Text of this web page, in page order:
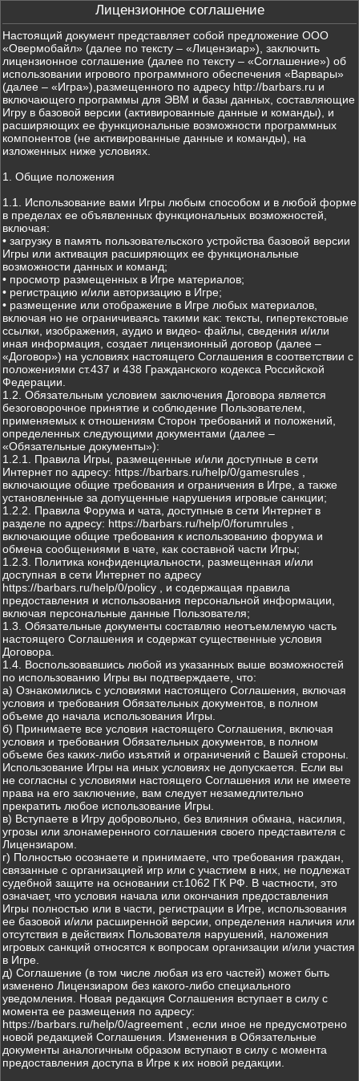
Лицензионное соглашение
Настоящий документ представляет собой предложение ООО
«Овермобайл» (далее по тексту – «Лицензиар»), заключить
лицензионное соглашение (далее по тексту – «Соглашение») об
использовании игрового программного обеспечения «Варвары»
(далее – «Игра»),размещенного по адресу http://barbars.ru и
включающего программы для ЭВМ и базы данных, составляющие
Игру в базовой версии (активированные данные и команды), и
расширяющих ее функциональные возможности программных
компонентов (не активированные данные и команды), на
изложенных ниже условиях.
1. Общие положения
1.1. Использование вами Игры любым способом и в любой форме
в пределах ее объявленных функциональных возможностей,
включая:
• загрузку в память пользовательского устройства базовой версии
Игры или активация расширяющих ее функциональные
возможности данных и команд;
• просмотр размещенных в Игре материалов;
• регистрацию и/или авторизацию в Игре;
• размещение или отображение в Игре любых материалов,
включая но не ограничиваясь такими как: тексты, гипертекстовые
ссылки, изображения, аудио и видео- файлы, сведения и/или
иная информация, создает лицензионный договор (далее –
«Договор») на условиях настоящего Соглашения в соответствии с
положениями ст.437 и 438 Гражданского кодекса Российской
Федерации.
1.2. Обязательным условием заключения Договора является
безоговорочное принятие и соблюдение Пользователем,
применяемых к отношениям Сторон требований и положений,
определенных следующими документами (далее –
«Обязательные документы»):
1.2.1. Правила Игры, размещенные и/или доступные в сети
Интернет по адресу: https://barbars.ru/help/0/gamesrules ,
включающие общие требования и ограничения в Игре, а также
установленные за допущенные нарушения игровые санкции;
1.2.2. Правила Форума и чата, доступные в сети Интернет в
разделе по адресу: https://barbars.ru/help/0/forumrules ,
включающие общие требования к использованию форума и
обмена сообщениями в чате, как составной части Игры;
1.2.3. Политика конфиденциальности, размещенная и/или
доступная в сети Интернет по адресу
https://barbars.ru/help/0/policy , и содержащая правила
предоставления и использования персональной информации,
включая персональные данные Пользователя;
1.3. Обязательные документы составляю неотъемлемую часть
настоящего Соглашения и содержат существенные условия
Договора.
1.4. Воспользовавшись любой из указанных выше возможностей
по использованию Игры вы подтверждаете, что:
а) Ознакомились с условиями настоящего Соглашения, включая
условия и требования Обязательных документов, в полном
объеме до начала использования Игры.
б) Принимаете все условия настоящего Соглашения, включая
условия и требования Обязательных документов, в полном
объеме без каких-либо изъятий и ограничений с Вашей стороны.
Использование Игры на иных условиях не допускается. Если вы
не согласны с условиями настоящего Соглашения или не имеете
права на его заключение, вам следует незамедлительно
прекратить любое использование Игры.
в) Вступаете в Игру добровольно, без влияния обмана, насилия,
угрозы или злонамеренного соглашения своего представителя с
Лицензиаром.
г) Полностью осознаете и принимаете, что требования граждан,
связанные с организацией игр или с участием в них, не подлежат
судебной защите на основании ст.1062 ГК РФ. В частности, это
означает, что условия начала или окончания предоставления
Игры полностью или в части, регистрации в Игре, использования
ее базовой и/или расширенной версии, определения наличия или
отсутствия в действиях Пользователя нарушений, наложения
игровых санкций относятся к вопросам организации и/или участия
в Игре.
д) Соглашение (в том числе любая из его частей) может быть
изменено Лицензиаром без какого-либо специального
уведомления. Новая редакция Соглашения вступает в силу с
момента ее размещения по адресу:
https://barbars.ru/help/0/agreement , если иное не предусмотрено
новой редакцией Соглашения. Изменения в Обязательные
документы аналогичным образом вступают в силу с момента
предоставления доступа в Игре к их новой редакции.